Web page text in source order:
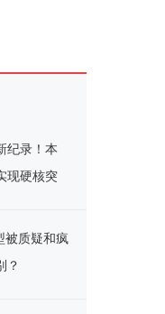
纪录！本
现硬核突
被质疑和疯
？